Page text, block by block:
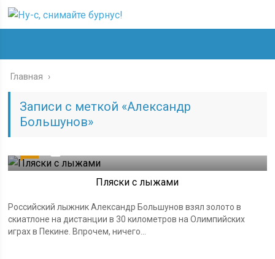
Главная ›
Записи с меткой «Александр
Большунов»
Пляски с лыжами
Российский лыжник Александр Большунов взял золото в
скиатлоне на дистанции в 30 километров на Олимпийских
играх в Пекине. Впрочем, ничего...